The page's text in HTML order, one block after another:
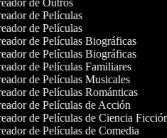
de Outros
de Películas
de Películas
de Películas Biográficas
de Películas Biográficas
de Películas Familiares
de Películas Musicales
de Películas Románticas
de Películas de Acción
de Películas de Ciencia Ficción
de Películas de Comedia